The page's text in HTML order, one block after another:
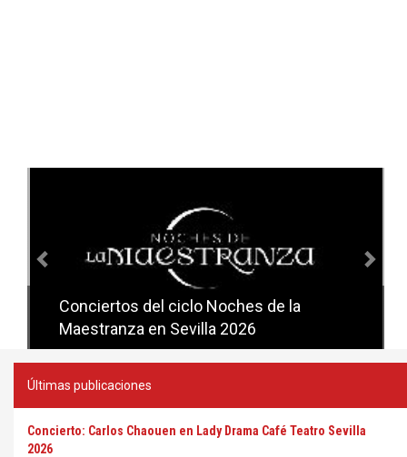
Conciertos del ciclo Noches de la
Maestranza en Sevilla 2026
Conciertos del ciclo Candlelight en
Sevilla
Últimas publicaciones
Concierto: Carlos Chaouen en Lady Drama Café Teatro Sevilla
2026